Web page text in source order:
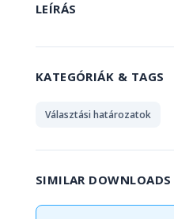
LEÍRÁS
KATEGÓRIÁK & TAGS
Választási határozatok
SIMILAR DOWNLOADS